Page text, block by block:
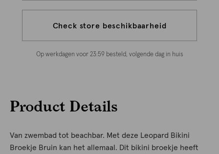
Check store beschikbaarheid
Op werkdagen voor 23:59 besteld, volgende dag in huis
Product Details
Van zwembad tot beachbar. Met deze Leopard Bikini
Broekje Bruin kan het allemaal. Dit bikini broekje heeft